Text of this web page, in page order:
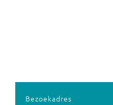
Bezoekadres